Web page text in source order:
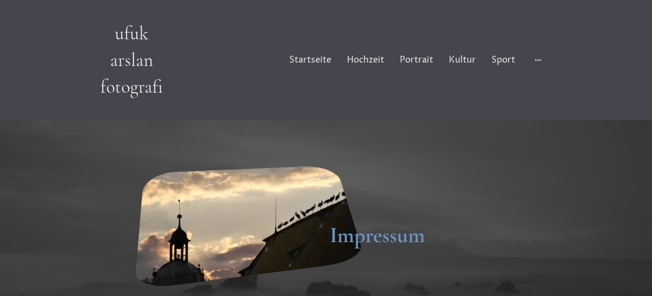
ufuk
arslan
fotografi
Startseite Hochzeit Portrait Kultur Sport
Impressum